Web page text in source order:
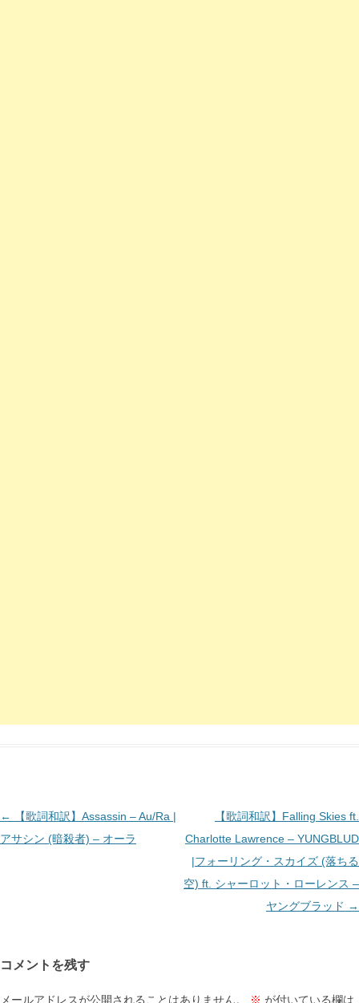
投
稿
ョ
ン
←
【歌詞和訳】Assassin – Au/Ra |
アサシン (暗殺者) – オーラ
【歌詞和訳】Falling Skies ft.
Charlotte Lawrence – YUNGBLUD
|フォーリング・スカイズ (落ちる
空) ft. シャーロット・ローレンス –
ヤングブラッド →
コメントを残す
メールアドレスが公開されることはありません。 ※ が付いている欄は